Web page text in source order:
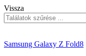
Vissza
Samsung Galaxy Z Fold8